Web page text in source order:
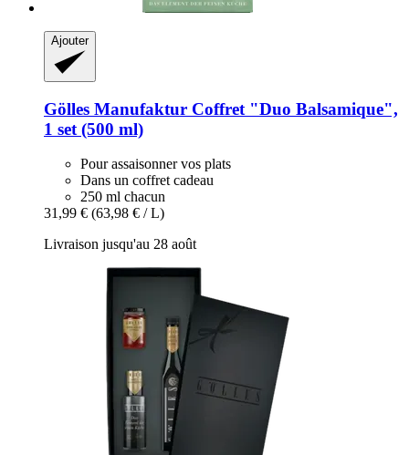
Ajouter
Gölles Manufaktur Coffret "Duo Balsamique",
1 set (500 ml)
Pour assaisonner vos plats
Dans un coffret cadeau
250 ml chacun
31,99 € (63,98 € / L)
Livraison jusqu'au 28 août